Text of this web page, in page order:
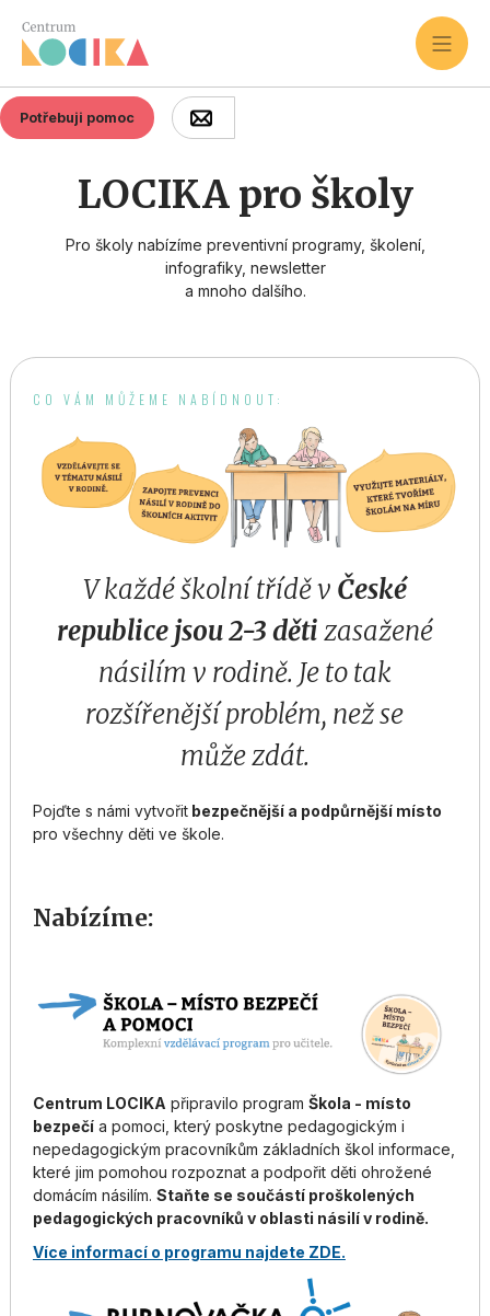
Potřebuji pomoc
LOCIKA pro školy
Pro školy nabízíme preventivní programy, školení,
infografiky, newsletter
a mnoho dalšího.
PRO ODBORNÍKY
CO VÁM MŮŽEME NABÍDNOUT:
V každé školní třídě v České
republice jsou 2-3 dětizasažené
násilím v rodině. Je to tak
rozšířenější problém, než se
může zdát.
Pojďte s námi vytvořitbezpečnější a podpůrnější místo
pro všechny děti ve škole.
Nabízíme:
Centrum LOCIKA připravilo program Škola - místo
bezpečía pomoci, který poskytne pedagogickým i
nepedagogickým pracovníkům základních škol informace,
které jim pomohou rozpoznat a podpořit děti ohrožené
domácím násilím. Staňte se součástí proškolených
pedagogických pracovníků v oblasti násilí v rodině.
Více informací o programu najdete ZDE.